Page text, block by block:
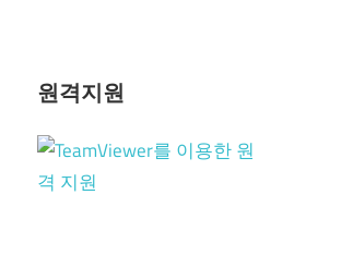
원격지원